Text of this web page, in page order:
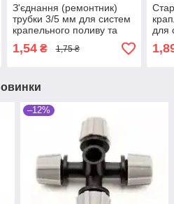
З'єднання (ремонтник)
трубки 3/5 мм для систем
крапельного поливу та
мікрозрошення рослин
1,54₴ 1,75 ₴
для
–12%